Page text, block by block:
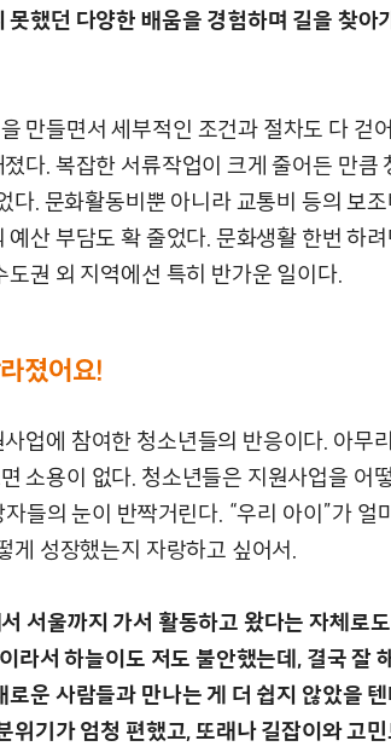
못했던 다양한 배움을 경험하며 길을 찾아
만들면서 세부적인 조건과 절차도 다 걷
다. 복잡한 서류작업이 크게 줄어든 만큼
다. 문화활동비뿐 아니라 교통비 등의 보
산 부담도 확 줄었다. 문화생활 한번 하
권 외 지역에선 특히 반가운 일이다.
졌어요!
업에 참여한 청소년들의 반응이다. 아무
소용이 없다. 청소년들은 지원사업을 어
들의 눈이 반짝거린다. “우리 아이”가 얼
게 성장했는지 자랑하고 싶어서.
서울까지 가서 활동하고 왔다는 자체로
라서 하늘이도 저도 불안했는데, 결국 잘
로운 사람들과 만나는 게 더 쉽지 않았을
위기가 엄청 편했고, 또래나 길잡이와 고